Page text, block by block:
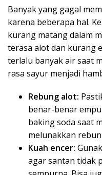
Banyak yang gagal
karena beberapa hal.
kurang matang dalam
terasa alot dan kurang
terlalu banyak air saat
rasa sayur menjadi
Rebung alot:
benar-benar
baking soda saat
melunakkan
Kuah encer:
agar santan tidak